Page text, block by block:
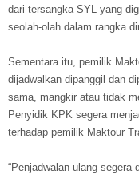
dari tersangka SYL yang
seolah-olah dalam rangka
Sementara itu, pemilik
dijadwalkan dipanggil dan
sama, mangkir atau tidak
Penyidik KPK segera
terhadap pemilik Maktour
“Penjadwalan ulang